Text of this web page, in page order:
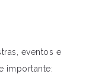
eventos e
importante: